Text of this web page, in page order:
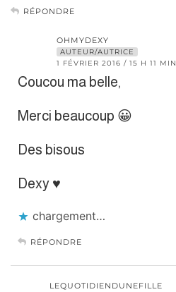
RÉPONDRE
OHMYDEXY
AUTEUR/AUTRICE
1 FÉVRIER 2016 / 15 H 11 MIN
Coucou ma belle,
Merci beaucoup 😀
Des bisous
Dexy ♥
chargement…
RÉPONDRE
LEQUOTIDIENDUNEFILLE